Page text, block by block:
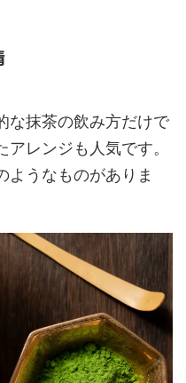
な抹茶の飲み方だけで
レンジも人気です。
ようなものがありま